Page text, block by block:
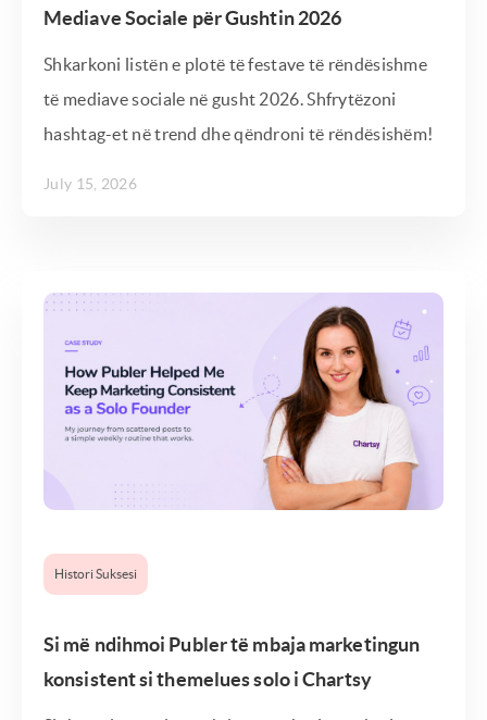
Mediave Sociale për Gushtin 2026
Shkarkoni listën e plotë të festave të rëndësishme
të mediave sociale në gusht 2026. Shfrytëzoni
hashtag-et në trend dhe qëndroni të rëndësishëm!
July 15, 2026
Histori Suksesi
Si më ndihmoi Publer të mbaja marketingun
konsistent si themelues solo i Chartsy